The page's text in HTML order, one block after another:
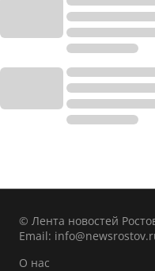
© Лента новостей
Email:
О нас